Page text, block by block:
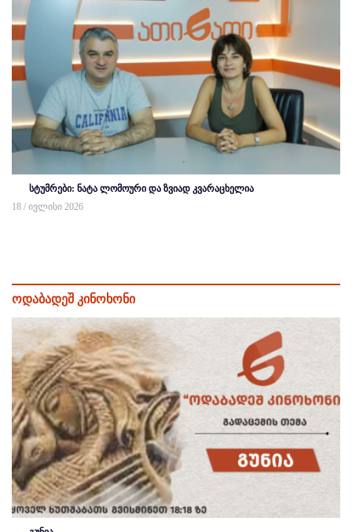
სტუმრები: ნატა ლომოური და ზვიად კვარაცხელია
18 / ივლისი 2026
ოდაბადეშ კინოხონი